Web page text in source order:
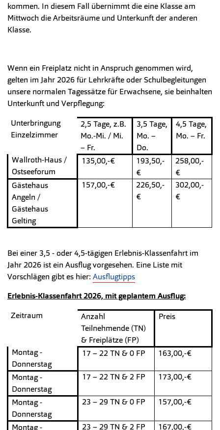
kommen. In diesem Fall übernimmt die eine Klasse am
Mittwoch die Arbeitsräume und Unterkunft der anderen
Klasse.
Wenn ein Freiplatz nicht in Anspruch genommen wird,
gelten im Jahr 2026 für Lehrkräfte oder Schulbegleitungen
unsere normalen Tagessätze für Erwachsene, sie beinhalten
Unterkunft und Verpflegung:
Unterbringung
Einzelzimmer
2,5 Tage, z.B.
Mo.-Mi. / Mi.
– Fr.
3,5 Tage,
Mo. –
Do.
4,5 Tage,
Mo. – Fr.
Wallroth-Haus /
Ostseeforum
135,00,-€
193,50,-
€
258,00,-
€
Gästehaus
Angeln /
Gästehaus
Gelting
157,00,-€
226,50,-
€
302,00,-
€
Bei einer 3,5 - oder 4,5-tägigen Erlebnis-Klassenfahrt im
Jahr 2026 ist ein Ausflug vorgesehen. Eine Liste mit
Vorschlägen gibt es hier: Ausflugtipps
Erlebnis-Klassenfahrt 2026, mit geplantem Ausflug:
Zeitraum
Anzahl
Teilnehmende (TN)
& Freiplätze (FP)
Preis
Montag -
Donnerstag
17 – 22 TN & 0 FP 163,00,-€
Montag -
Donnerstag
17 – 22 TN & 2 FP 173,00,-€
Montag -
Donnerstag
23 – 29 TN & 0 FP 157,00,-€
Montag - 23 – 29 TN & 2 FP 167,00,-€